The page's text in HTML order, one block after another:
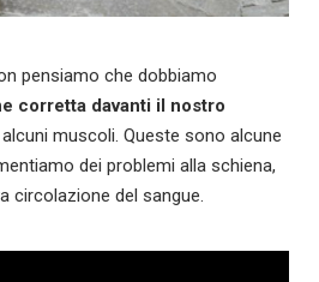
pensiamo che dobbiamo
corretta davanti il nostro
muscoli. Queste sono alcune
dei problemi alla schiena,
circolazione del sangue.